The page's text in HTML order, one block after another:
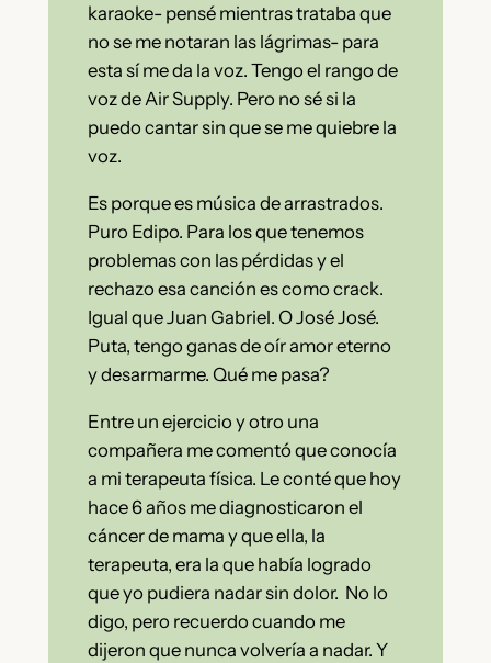
karaoke- pensé mientras trataba que
no se me notaran las lágrimas- para
esta sí me da la voz. Tengo el rango de
voz de Air Supply. Pero no sé si la
puedo cantar sin que se me quiebre la
voz.
Es porque es música de arrastrados.
Puro Edipo. Para los que tenemos
problemas con las pérdidas y el
rechazo esa canción es como crack.
Igual que Juan Gabriel. O José José.
Puta, tengo ganas de oír amor eterno
y desarmarme. Qué me pasa?
Entre un ejercicio y otro una
compañera me comentó que conocía
a mi terapeuta física. Le conté que hoy
hace 6 años me diagnosticaron el
cáncer de mama y que ella, la
terapeuta, era la que había logrado
que yo pudiera nadar sin dolor. No lo
digo, pero recuerdo cuando me
dijeron que nunca volvería a nadar. Y